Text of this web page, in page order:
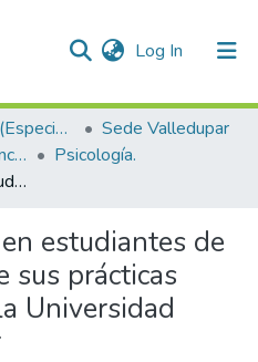
Log In (current)
Trabajos de Grado (Especializaciones y Pregrados)
Sede Valledupar
Facultad de Derecho, Ciencias Políticas y Sociales.
Psicología.
Estrés académico en estudiantes de psicología durante sus prácticas profesionales en la Universidad Popular del Cesar
estudiantes de
sus prácticas
Universidad